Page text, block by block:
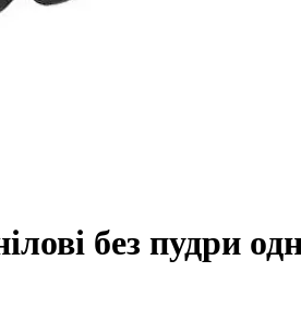
без пудри